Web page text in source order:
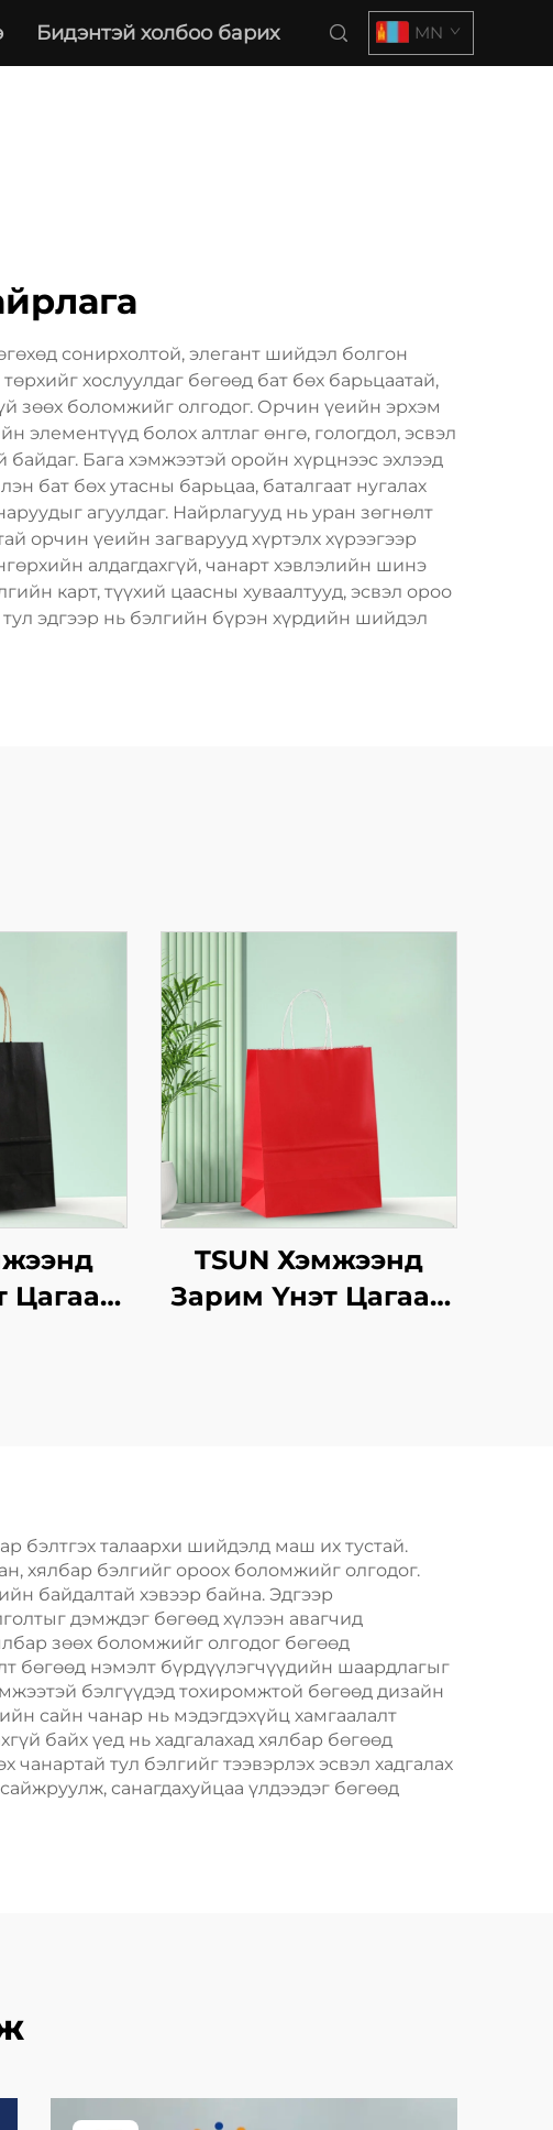
Бидэнтэй холбоо барих MN
сонирхолтой, элегант шийдэл болгон
хослуулдаг бөгөөд бат бөх барьцаатай,
зөөх боломжийг олгодог. Орчин үеийн эрхэм
элементүүд болох алтлаг өнгө, гологдол, эсвэл
Бага хэмжээтэй оройн хүрцнээс эхлээд
бат бөх утасны барьцаа, баталгаат нугалах
агуулдаг. Найрлагууд нь уран зөгнөлт
орчин үеийн загварууд хүртэлх хүрээгээр
алдагдахгүй, чанарт хэвлэлийн шинэ
карт, түүхий цаасны хуваалтууд, эсвэл ороо
эдгээр нь бэлгийн бүрэн хүрдийн шийдэл
Цагаан
TSUN Хэмжээнд
Зарим Үнэт Цагаан
Шиппинг Картон
бэлтгэх талаархи шийдэлд маш их тустай.
хялбар бэлгийг ороох боломжийг олгодог.
байдалтай хэвээр байна. Эдгээр
дэмждэг бөгөөд хүлээн авагчид
зөөх боломжийг олгодог бөгөөд
бөгөөд нэмэлт бүрдүүлэгчүүдийн шаардлагыг
бэлгүүдэд тохиромжтой бөгөөд дизайн
сайн чанар нь мэдэгдэхүйц хамгаалалт
байх үед нь хадгалахад хялбар бөгөөд
тул бэлгийг тээвэрлэх эсвэл хадгалах
санагдахуйцаа үлдээдэг бөгөөд